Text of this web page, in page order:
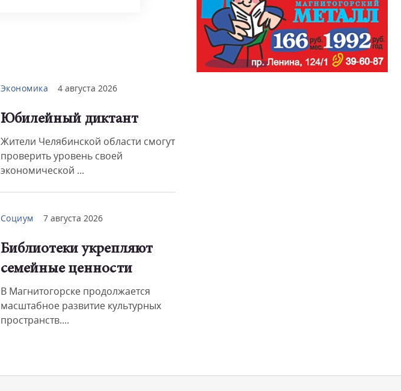
Экономика 4 августа 2026
Юбилейный диктант
Жители Челябинской области смогут
проверить уровень своей
экономической ...
Социум 7 августа 2026
Библиотеки укрепляют
семейные ценности
В Магнитогорске продолжается
масштабное развитие культурных
пространств....